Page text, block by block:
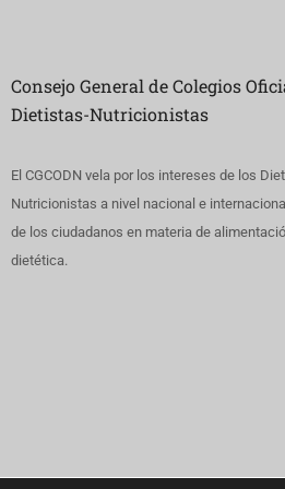
Consejo General de Colegios
Dietistas-Nutricionistas
El CGCODN vela por los intereses de los
Nutricionistas a nivel nacional e
de los ciudadanos en materia de
dietética.